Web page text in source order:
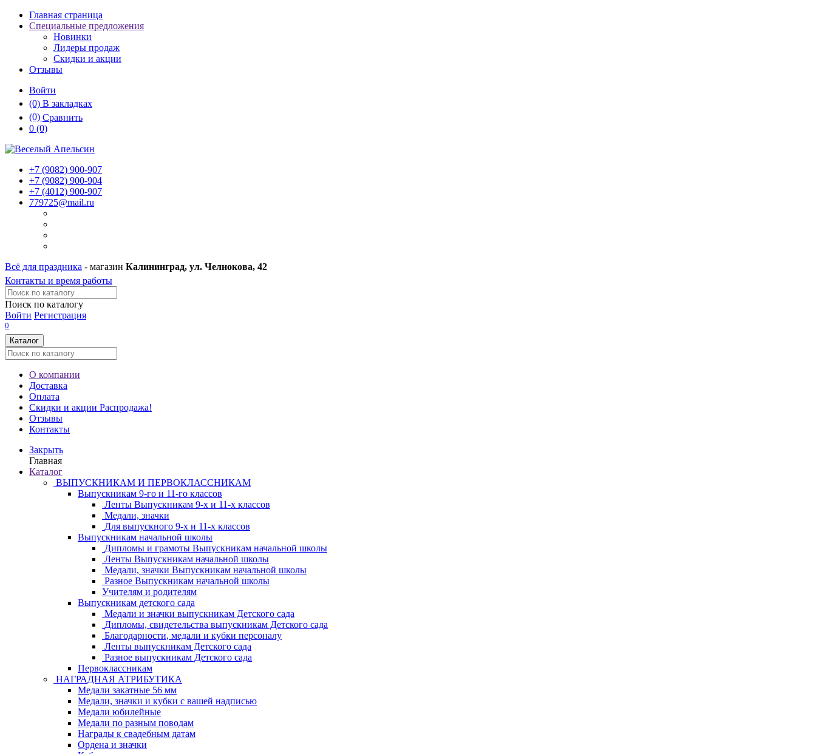
Главная страница
Специальные предложения
Новинки
Лидеры продаж
Скидки и акции
Отзывы
Войти
(0) В закладках
(0) Сравнить
0 (0)
+7 (9082) 900-907
+7 (9082) 900-904
+7 (4012) 900-907
779725@mail.ru
Всё для праздника - магазин Калининград, ул. Челнокова, 42
Контакты и время работы
Поиск по каталогу
Войти Регистрация
0
Каталог
О компании
Доставка
Оплата
Скидки и акции Распродажа!
Отзывы
Контакты
Закрыть
Главная
Каталог
ВЫПУСКНИКАМ И ПЕРВОКЛАССНИКАМ
Выпускникам 9-го и 11-го классов
Ленты Выпускникам 9-х и 11-х классов
Медали, значки
Для выпускного 9-х и 11-х классов
Выпускникам начальной школы
Дипломы и грамоты Выпускникам начальной школы
Ленты Выпускникам начальной школы
Медали, значки Выпускникам начальной школы
Разное Выпускникам начальной школы
Учителям и родителям
Выпускникам детского сада
Медали и значки выпускникам Детского сада
Дипломы, свидетельства выпускникам Детского сада
Благодарности, медали и кубки персоналу
Ленты выпускникам Детского сада
Разное выпускникам Детского сада
Первоклассникам
НАГРАДНАЯ АТРИБУТИКА
Медали закатные 56 мм
Медали, значки и кубки с вашей надписью
Медали юбилейные
Медали по разным поводам
Награды к свадебным датам
Ордена и значки